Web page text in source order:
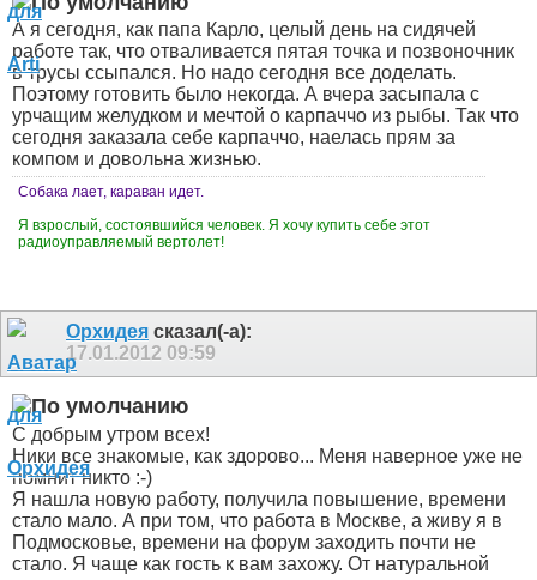
А я сегодня, как папа Карло, целый день на сидячей
работе так, что отваливается пятая точка и позвоночник
в трусы ссыпался. Но надо сегодня все доделать.
Поэтому готовить было некогда. А вчера засыпала с
урчащим желудком и мечтой о карпаччо из рыбы. Так что
сегодня заказала себе карпаччо, наелась прям за
компом и довольна жизнью.
Собака лает, караван идет.
Я взрослый, состоявшийся человек. Я хочу купить себе этот
радиоуправляемый вертолет!
Орхидея сказал(-а):
17.01.2012 09:59
С добрым утром всех!
Ники все знакомые, как здорово... Меня наверное уже не
помнит никто :-)
Я нашла новую работу, получила повышение, времени
стало мало. А при том, что работа в Москве, а живу я в
Подмосковье, времени на форум заходить почти не
стало. Я чаще как гость к вам захожу. От натуральной